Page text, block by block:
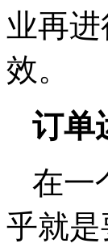
业再
效。
订单
在一
乎就